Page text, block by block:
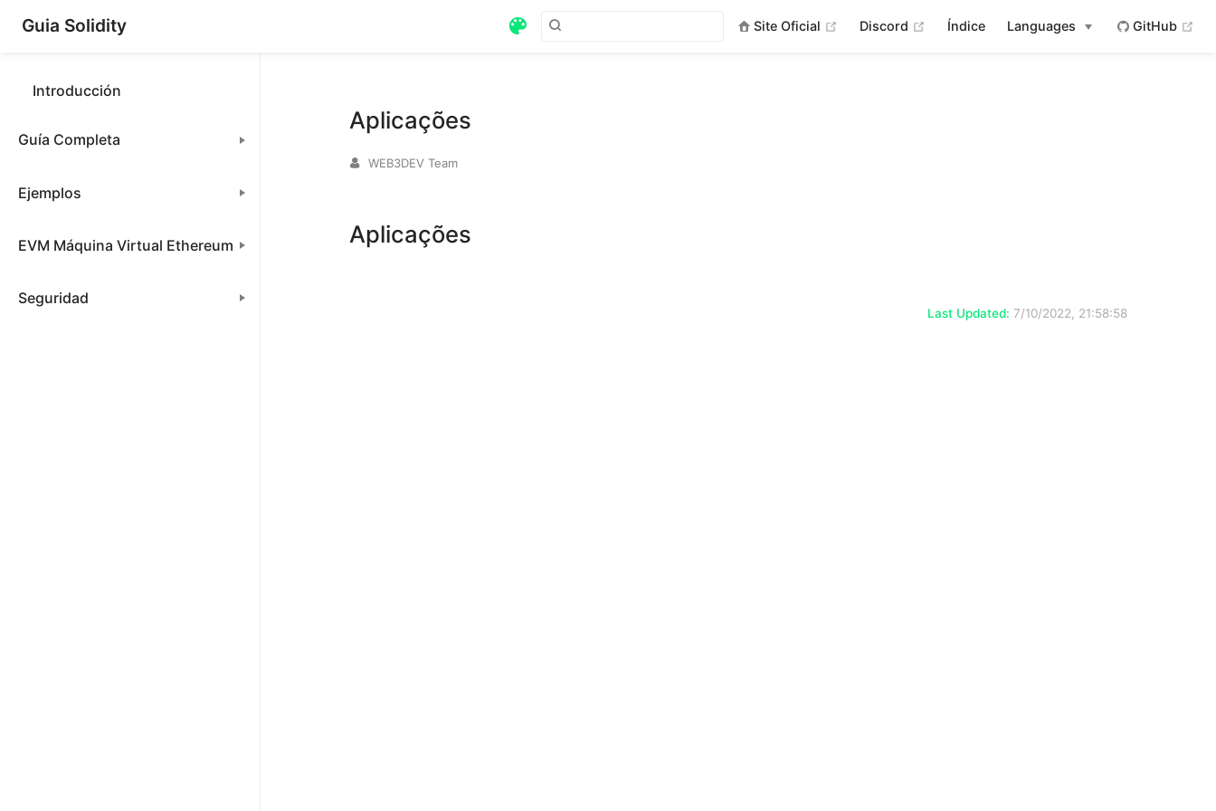
Guia Solidity Site Oficial (opens new window)
Discord (opens new window)
Índice Languages GitHub
Introducción
Guía Completa
Ejemplos
EVM Máquina Virtual Ethereum
Seguridad
Aplicações
WEB3DEV Team
Aplicações
Last Updated: 7/10/2022, 21:58:58